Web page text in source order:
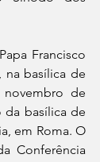
Francisco
na basílica de
de
da basílica de
em Roma. O
Conferência